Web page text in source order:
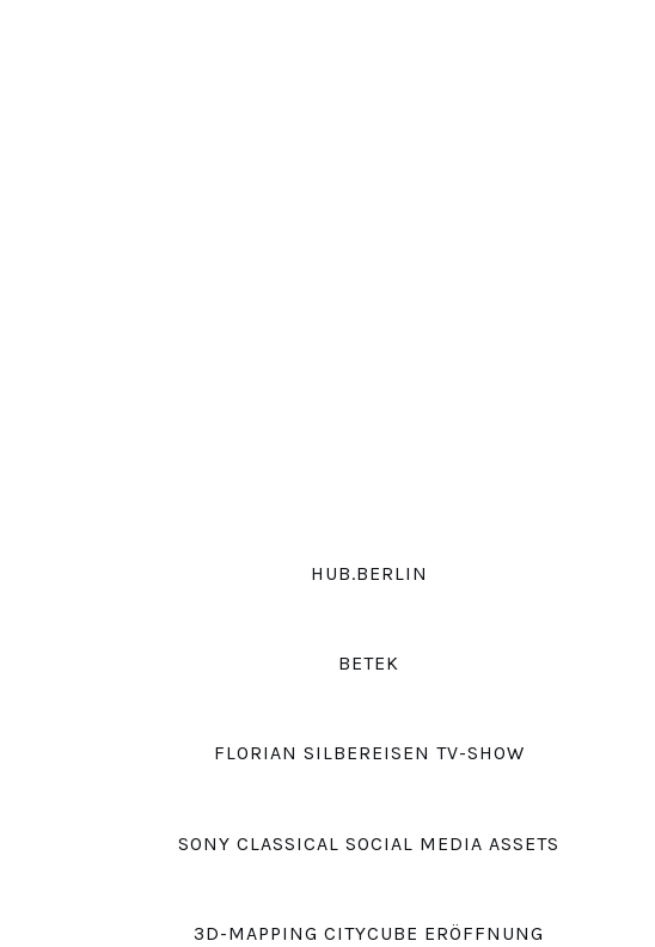
HUB.BERLIN
BETEK
FLORIAN SILBEREISEN TV-SHOW
SONY CLASSICAL SOCIAL MEDIA ASSETS
3D-MAPPING CITYCUBE ERÖFFNUNG